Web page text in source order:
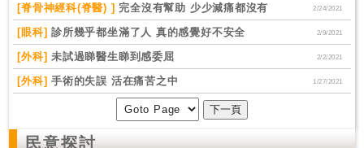
[脊骨神經科(脊醫) ] 完全沒有幫助 少少減痛都沒有 2/24/2021
[眼科] 診所幾乎都坐滿了人 真的感覺好不安全 2/9/2021
[外科] 未試過睇醫生睇到感委屈 2/2/2021
[外科] 手術的失誤 活在痛苦之中 1/27/2021
民意探討